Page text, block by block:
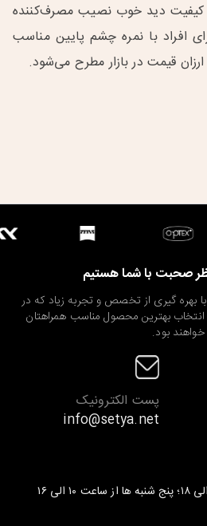
دید خوب نصیب مصرف‌کننده
افراد با نمره چشم پایین مناسب
قیمت در بازار مطرح می‌شود.
صحبت با شما هستیم
بهره گیری از تخصص و تجربه زیاد که در
انتخاب بهترین محصول مناسب همراهتان
خواهند بود.
پست الکترونیک
info@setya.net